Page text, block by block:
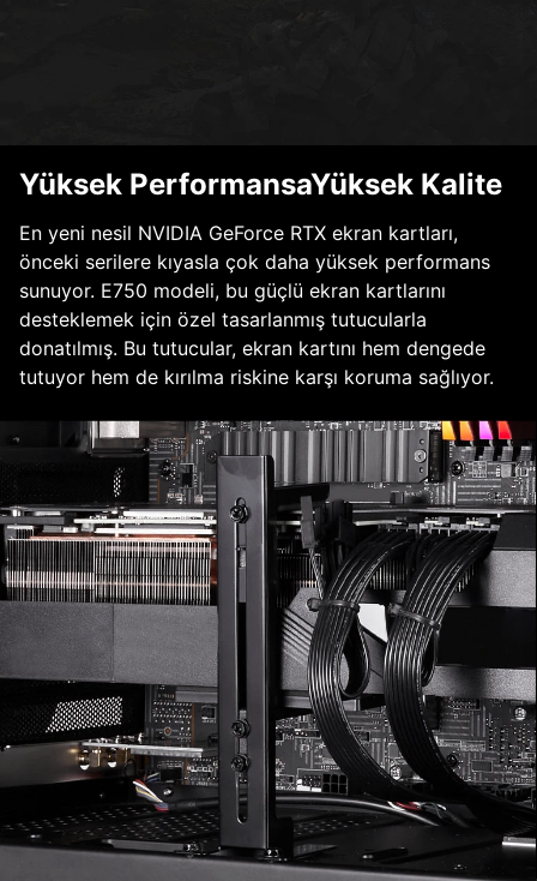
Yüksek PerformansaYüksek Kalite
En yeni nesil NVIDIA GeForce RTX ekran kartları,
önceki serilere kıyasla çok daha yüksek performans
sunuyor. E750 modeli, bu güçlü ekran kartlarını
desteklemek için özel tasarlanmış tutucularla
donatılmış. Bu tutucular, ekran kartını hem dengede
tutuyor hem de kırılma riskine karşı koruma sağlıyor.